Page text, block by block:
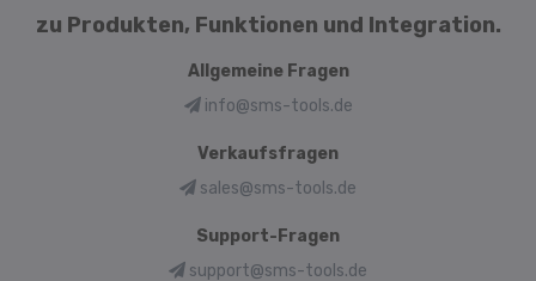
zu Produkten, Funktionen und Integration.
Allgemeine Fragen
info@sms-tools.de
Verkaufsfragen
sales@sms-tools.de
Support-Fragen
support@sms-tools.de